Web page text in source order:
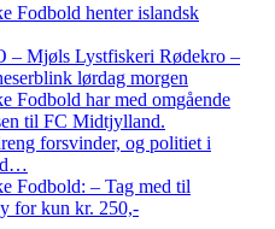
Fodbold henter islandsk
– Mjøls Lystfiskeri Rødekro –
lørdag morgen
Fodbold har med omgående
til FC Midtjylland.
forsvinder, og politiet i
Fodbold: – Tag med til
for kun kr. 250,-